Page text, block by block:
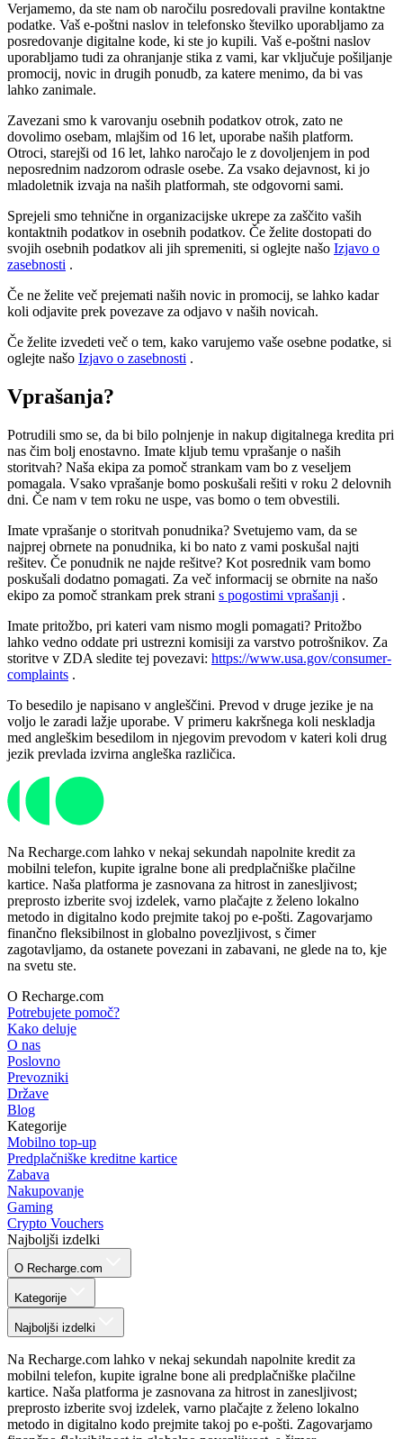
Verjamemo, da ste nam ob naročilu posredovali pravilne kontaktne
podatke. Vaš e-poštni naslov in telefonsko številko uporabljamo za
posredovanje digitalne kode, ki ste jo kupili. Vaš e-poštni naslov
uporabljamo tudi za ohranjanje stika z vami, kar vključuje pošiljanje
promocij, novic in drugih ponudb, za katere menimo, da bi vas
lahko zanimale.
Zavezani smo k varovanju osebnih podatkov otrok, zato ne
dovolimo osebam, mlajšim od 16 let, uporabe naših platform.
Otroci, starejši od 16 let, lahko naročajo le z dovoljenjem in pod
neposrednim nadzorom odrasle osebe. Za vsako dejavnost, ki jo
mladoletnik izvaja na naših platformah, ste odgovorni sami.
Sprejeli smo tehnične in organizacijske ukrepe za zaščito vaših
kontaktnih podatkov in osebnih podatkov. Če želite dostopati do
svojih osebnih podatkov ali jih spremeniti, si oglejte našo Izjavo o
zasebnosti .
Če ne želite več prejemati naših novic in promocij, se lahko kadar
koli odjavite prek povezave za odjavo v naših novicah.
Če želite izvedeti več o tem, kako varujemo vaše osebne podatke, si
oglejte našo Izjavo o zasebnosti .
Vprašanja?
Potrudili smo se, da bi bilo polnjenje in nakup digitalnega kredita pri
nas čim bolj enostavno. Imate kljub temu vprašanje o naših
storitvah? Naša ekipa za pomoč strankam vam bo z veseljem
pomagala. Vsako vprašanje bomo poskušali rešiti v roku 2 delovnih
dni. Če nam v tem roku ne uspe, vas bomo o tem obvestili.
Imate vprašanje o storitvah ponudnika? Svetujemo vam, da se
najprej obrnete na ponudnika, ki bo nato z vami poskušal najti
rešitev. Če ponudnik ne najde rešitve? Kot posrednik vam bomo
poskušali dodatno pomagati. Za več informacij se obrnite na našo
ekipo za pomoč strankam prek strani s pogostimi vprašanji .
Imate pritožbo, pri kateri vam nismo mogli pomagati? Pritožbo
lahko vedno oddate pri ustrezni komisiji za varstvo potrošnikov. Za
storitve v ZDA sledite tej povezavi: https://www.usa.gov/consumer-
complaints .
To besedilo je napisano v angleščini. Prevod v druge jezike je na
voljo le zaradi lažje uporabe. V primeru kakršnega koli neskladja
med angleškim besedilom in njegovim prevodom v kateri koli drug
jezik prevlada izvirna angleška različica.
Na Recharge.com lahko v nekaj sekundah napolnite kredit za
mobilni telefon, kupite igralne bone ali predplačniške plačilne
kartice. Naša platforma je zasnovana za hitrost in zanesljivost;
preprosto izberite svoj izdelek, varno plačajte z želeno lokalno
metodo in digitalno kodo prejmite takoj po e-pošti. Zagovarjamo
finančno fleksibilnost in globalno povezljivost, s čimer
zagotavljamo, da ostanete povezani in zabavani, ne glede na to, kje
na svetu ste.
O Recharge.com
Potrebujete pomoč?
Kako deluje
O nas
Poslovno
Prevozniki
Države
Blog
Kategorije
Mobilno top-up
Predplačniške kreditne kartice
Zabava
Nakupovanje
Gaming
Crypto Vouchers
Najboljši izdelki
O Recharge.com
Kategorije
Najboljši izdelki
Na Recharge.com lahko v nekaj sekundah napolnite kredit za
mobilni telefon, kupite igralne bone ali predplačniške plačilne
kartice. Naša platforma je zasnovana za hitrost in zanesljivost;
preprosto izberite svoj izdelek, varno plačajte z želeno lokalno
metodo in digitalno kodo prejmite takoj po e-pošti. Zagovarjamo